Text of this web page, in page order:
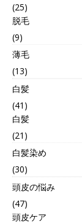
(25)
脱毛
(9)
薄毛
(13)
白髪
(41)
白髪
(21)
白髪染め
(30)
頭皮の悩み
(47)
頭皮ケア